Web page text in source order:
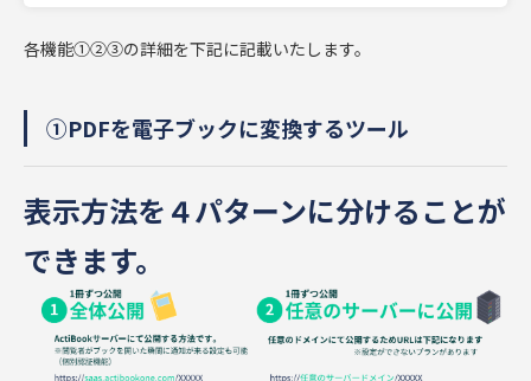
各機能①②③の詳細を下記に記載いたします。
①PDFを電子ブックに変換するツール
表示方法を４パターンに分けることが
できます。